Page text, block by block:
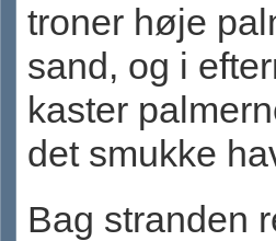
troner høje
sand, og i
kaster
det smukke
Bag stranden